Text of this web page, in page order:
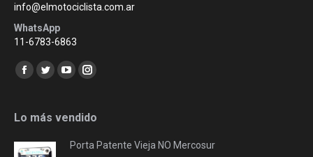
info@elmotociclista.com.ar
WhatsApp
11-6783-6863
Encuéntranos en:
Facebook
opens
new
Twitter
opens
new
YouTube
opens
new
Instagram
opens
new
Lo más vendido
Porta Patente Vieja NO Mercosur